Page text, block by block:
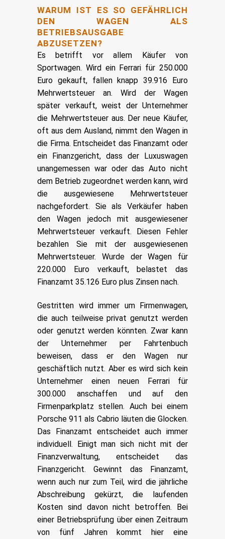
WARUM IST ES SO GEFÄHRLICH
DEN WAGEN ALS
BETRIEBSAUSGABE
ABZUSETZEN?
Es betrifft vor allem Käufer von
Sportwagen. Wird ein Ferrari für 250.000
Euro gekauft, fallen knapp 39.916 Euro
Mehrwertsteuer an. Wird der Wagen
später verkauft, weist der Unternehmer
die Mehrwertsteuer aus. Der neue Käufer,
oft aus dem Ausland, nimmt den Wagen in
die Firma. Entscheidet das Finanzamt oder
ein Finanzgericht, dass der Luxuswagen
unangemessen war oder das Auto nicht
dem Betrieb zugeordnet werden kann, wird
die ausgewiesene Mehrwertsteuer
nachgefordert. Sie als Verkäufer haben
den Wagen jedoch mit ausgewiesener
Mehrwertsteuer verkauft. Diesen Fehler
bezahlen Sie mit der ausgewiesenen
Mehrwertsteuer. Wurde der Wagen für
220.000 Euro verkauft, belastet das
Finanzamt 35.126 Euro plus Zinsen nach.
Gestritten wird immer um Firmenwagen,
die auch teilweise privat genutzt werden
oder genutzt werden könnten. Zwar kann
der Unternehmer per Fahrtenbuch
beweisen, dass er den Wagen nur
geschäftlich nutzt. Aber es wird sich kein
Unternehmer einen neuen Ferrari für
300.000 anschaffen und auf den
Firmenparkplatz stellen. Auch bei einem
Porsche 911 als Cabrio läuten die Glocken.
Das Finanzamt entscheidet auch immer
individuell. Einigt man sich nicht mit der
Finanzverwaltung, entscheidet das
Finanzgericht. Gewinnt das Finanzamt,
wenn auch nur zum Teil, wird die jährliche
Abschreibung gekürzt, die laufenden
Kosten sind davon nicht betroffen. Bei
einer Betriebsprüfung über einen Zeitraum
von fünf Jahren kommt hier eine